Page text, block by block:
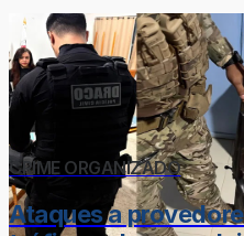
CRIME ORGANIZADO
Ataques a